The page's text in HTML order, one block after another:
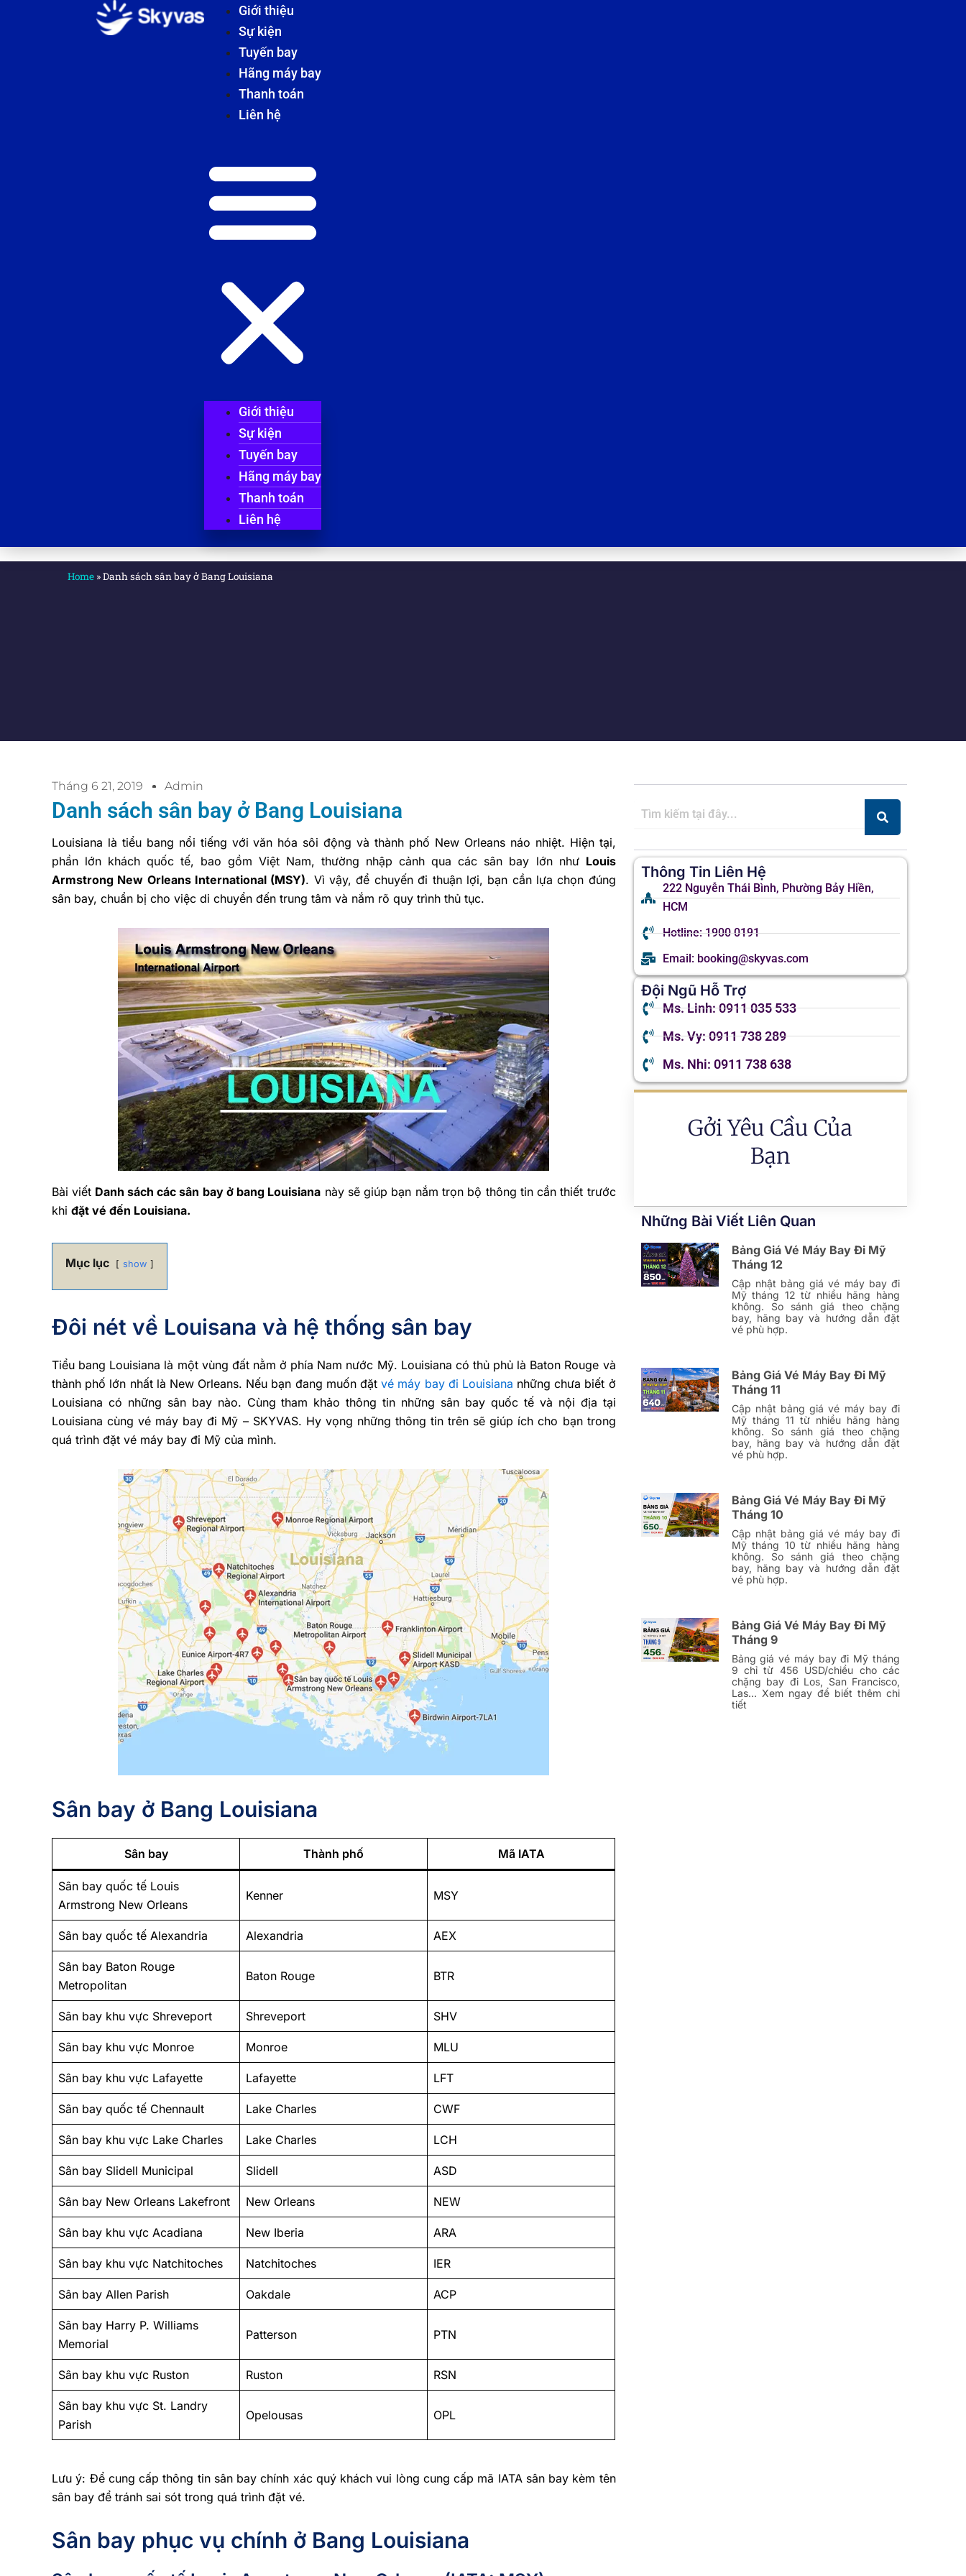
Giới thiệu
Sự kiện
Tuyến bay
Hãng máy bay
Thanh toán
Liên hệ
Giới thiệu
Sự kiện
Tuyến bay
Hãng máy bay
Thanh toán
Liên hệ
Home »Danh sách sân bay ở Bang Louisiana
Tháng 6 21, 2019 Admin
Danh sách sân bay ở Bang Louisiana
Louisiana là tiểu bang nổi tiếng với văn hóa sôi động và thành phố New Orleans náo nhiệt. Hiện tại,
phần lớn khách quốc tế, bao gồm Việt Nam, thường nhập cảnh qua các sân bay lớn như Louis
Armstrong New Orleans International (MSY). Vì vậy, để chuyến đi thuận lợi, bạn cần lựa chọn đúng
sân bay, chuẩn bị cho việc di chuyển đến trung tâm và nắm rõ quy trình thủ tục.
Bài viết Danh sách các sân bay ở bang Louisiana này sẽ giúp bạn nắm trọn bộ thông tin cần thiết trước
khi đặt vé đến Louisiana.
Mục lục show
Đôi nét về Louisana và hệ thống sân bay
Tiểu bang Louisiana là một vùng đất nằm ở phía Nam nước Mỹ. Louisiana có thủ phủ là Baton Rouge và
thành phố lớn nhất là New Orleans. Nếu bạn đang muốn đặtvé máy bay đi Louisiana những chưa biết ở
Louisiana có những sân bay nào. Cùng tham khảo thông tin những sân bay quốc tế và nội địa tại
Louisiana cùng vé máy bay đi Mỹ – SKYVAS. Hy vọng những thông tin trên sẽ giúp ích cho bạn trong
quá trình đặt vé máy bay đi Mỹ của mình.
Sân bay ở Bang Louisiana
Sân bay Thành phố Mã IATA
Sân bay quốc tế Louis
Armstrong New Orleans
Kenner MSY
Sân bay quốc tế Alexandria Alexandria AEX
Sân bay Baton Rouge
Metropolitan
Baton Rouge BTR
Sân bay khu vực Shreveport Shreveport SHV
Sân bay khu vực Monroe Monroe MLU
Sân bay khu vực Lafayette Lafayette LFT
Sân bay quốc tế Chennault Lake Charles CWF
Sân bay khu vực Lake Charles Lake Charles LCH
Sân bay Slidell Municipal Slidell ASD
Sân bay New Orleans Lakefront New Orleans NEW
Sân bay khu vực Acadiana New Iberia ARA
Sân bay khu vực Natchitoches Natchitoches IER
Sân bay Allen Parish Oakdale ACP
Sân bay Harry P. Williams
Memorial
Patterson PTN
Sân bay khu vực Ruston Ruston RSN
Sân bay khu vực St. Landry
Parish
Opelousas OPL
Lưu ý: Để cung cấp thông tin sân bay chính xác quý khách vui lòng cung cấp mã IATA sân bay kèm tên
sân bay để tránh sai sót trong quá trình đặt vé.
Sân bay phục vụ chính ở Bang Louisiana
Thông Tin Liên Hệ
222 Nguyễn Thái Bình, Phường Bảy Hiền,
HCM
Hotline: 1900 0191
Email: booking@skyvas.com
Đội Ngũ Hỗ Trợ
Ms. Linh: 0911 035 533
Ms. Vy: 0911 738 289
Ms. Nhi: 0911 738 638
Gởi Yêu Cầu Của
Bạn
Những Bài Viết Liên Quan
Bảng Giá Vé Máy Bay Đi Mỹ
Tháng 12
Cập nhật bảng giá vé máy bay đi
Mỹ tháng 12 từ nhiều hãng hàng
không. So sánh giá theo chặng
bay, hãng bay và hướng dẫn đặt
vé phù hợp.
Bảng Giá Vé Máy Bay Đi Mỹ
Tháng 11
Cập nhật bảng giá vé máy bay đi
Mỹ tháng 11 từ nhiều hãng hàng
không. So sánh giá theo chặng
bay, hãng bay và hướng dẫn đặt
vé phù hợp.
Bảng Giá Vé Máy Bay Đi Mỹ
Tháng 10
Cập nhật bảng giá vé máy bay đi
Mỹ tháng 10 từ nhiều hãng hàng
không. So sánh giá theo chặng
bay, hãng bay và hướng dẫn đặt
vé phù hợp.
Bảng Giá Vé Máy Bay Đi Mỹ
Tháng 9
Bảng giá vé máy bay đi Mỹ tháng
9 chỉ từ 456 USD/chiều cho các
chặng bay đi Los, San Francisco,
Las… Xem ngay để biết thêm chi
tiết